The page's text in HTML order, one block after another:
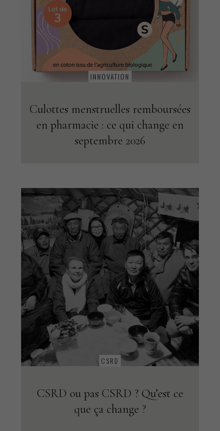
INNOVATION
Culottes menstruelles remboursées
en pharmacie : ce qui change en
septembre 2026
CSRD
CSRD ou pas CSRD ? Qu’est ce
que ça change ?